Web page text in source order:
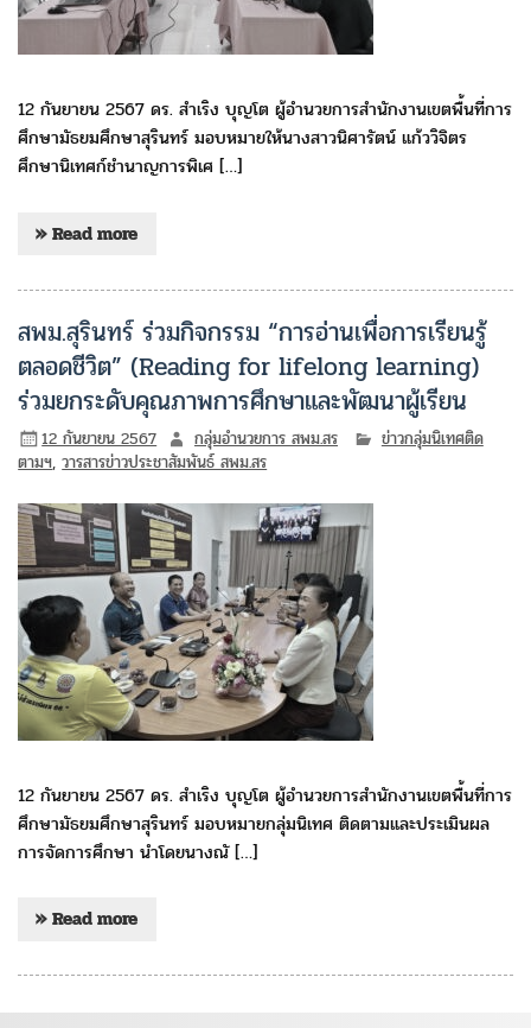
12 กันยายน 2567 ดร. สำเริง บุญโต ผู้อำนวยการสำนักงานเขตพื้นที่การ
ศึกษามัธยมศึกษาสุรินทร์ มอบหมายให้นางสาวนิศารัตน์ แก้ววิจิตร
ศึกษานิเทศก์ชำนาญการพิเศ […]
» Read more
สพม.สุรินทร์ ร่วมกิจกรรม “การอ่านเพื่อการเรียนรู้
ตลอดชีวิต” (Reading for lifelong learning)
ร่วมยกระดับคุณภาพการศึกษาและพัฒนาผู้เรียน
12 กันยายน 2567 กลุ่มอำนวยการ สพม.สร
ข่าวกลุ่มนิเทศติด
ตามฯ,วารสารข่าวประชาสัมพันธ์ สพม.สร
12 กันยายน 2567 ดร. สำเริง บุญโต ผู้อำนวยการสำนักงานเขตพื้นที่การ
ศึกษามัธยมศึกษาสุรินทร์ มอบหมายกลุ่มนิเทศ ติดตามและประเมินผล
การจัดการศึกษา นำโดยนางณั […]
» Read more